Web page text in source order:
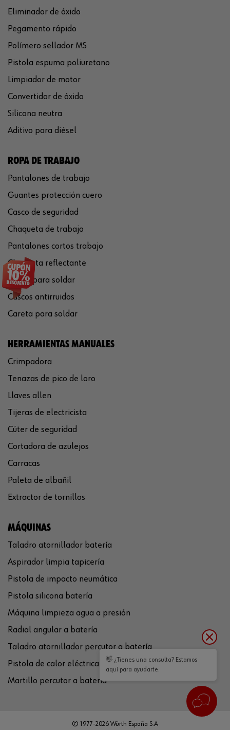
Eliminador de óxido
Pegamento rápido
Polímero sellador MS
Pistola espuma poliuretano
Limpiador de motor
Convertidor de óxido
Silicona neutra
Aditivo para diésel
ROPA DE TRABAJO
Pantalones de trabajo
Guantes protección cuero
Casco de seguridad
Chaqueta de trabajo
Pantalones cortos trabajo
Chaqueta reflectante
Gafas para soldar
Cascos antirruidos
Careta para soldar
HERRAMIENTAS MANUALES
Crimpadora
Tenazas de pico de loro
Llaves allen
Tijeras de electricista
Cúter de seguridad
Cortadora de azulejos
Carracas
Paleta de albañil
Extractor de tornillos
MÁQUINAS
Taladro atornillador batería
Aspirador limpia tapicería
Pistola de impacto neumática
Pistola silicona batería
Máquina limpieza agua a presión
Radial angular a batería
Taladro atornillador percutor a batería
Pistola de calor eléctrica
Martillo percutor a batería
© 1977-2026 Würth España S.A
👋 ¿Tienes una consulta? Estamos
aquí para ayudarte.